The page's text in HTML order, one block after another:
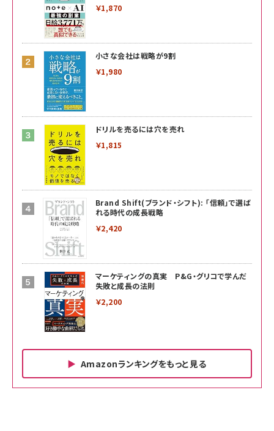
￥1,870
小さな会社は戦略が9割
￥1,980
ドリルを売るには穴を売れ
￥1,815
Brand Shift(ブランド・シフト): 「信頼」で選ば
れる時代の成長戦略
￥2,420
マーケティングの真実 P&G・グリコで学んだ
失敗と成長の法則
￥2,200
Amazonランキングをもっと見る